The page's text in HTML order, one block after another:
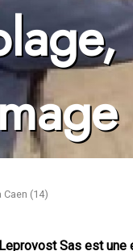
ferme
pierre
(14)
Leprovost Sas est une